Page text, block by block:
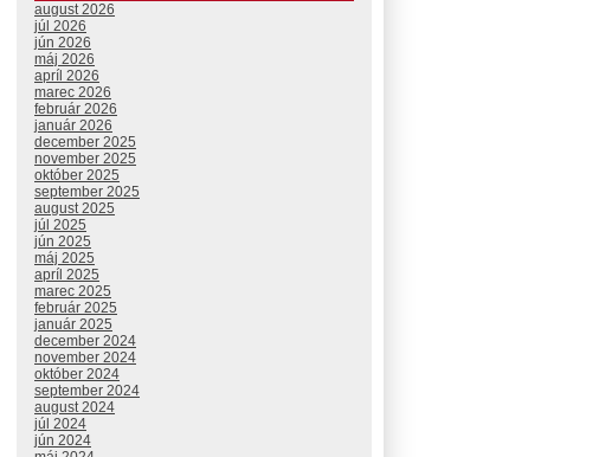
august 2026
júl 2026
jún 2026
máj 2026
apríl 2026
marec 2026
február 2026
január 2026
december 2025
november 2025
október 2025
september 2025
august 2025
júl 2025
jún 2025
máj 2025
apríl 2025
marec 2025
február 2025
január 2025
december 2024
november 2024
október 2024
september 2024
august 2024
júl 2024
jún 2024